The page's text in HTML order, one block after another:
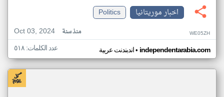
اخبار موريتانيا
Politics
Oct 03, 2024
منذ سنة WE05ZH
اندبندنت عربية• independentarabia.com عدد الكلمات: ٥١٨